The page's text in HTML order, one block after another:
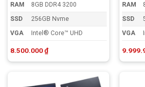
RAM
8GB DDR4 3200
SSD
256GB Nvme
VGA
Intel® Core™ UHD
8.500.000₫
RAM
SSD
VGA